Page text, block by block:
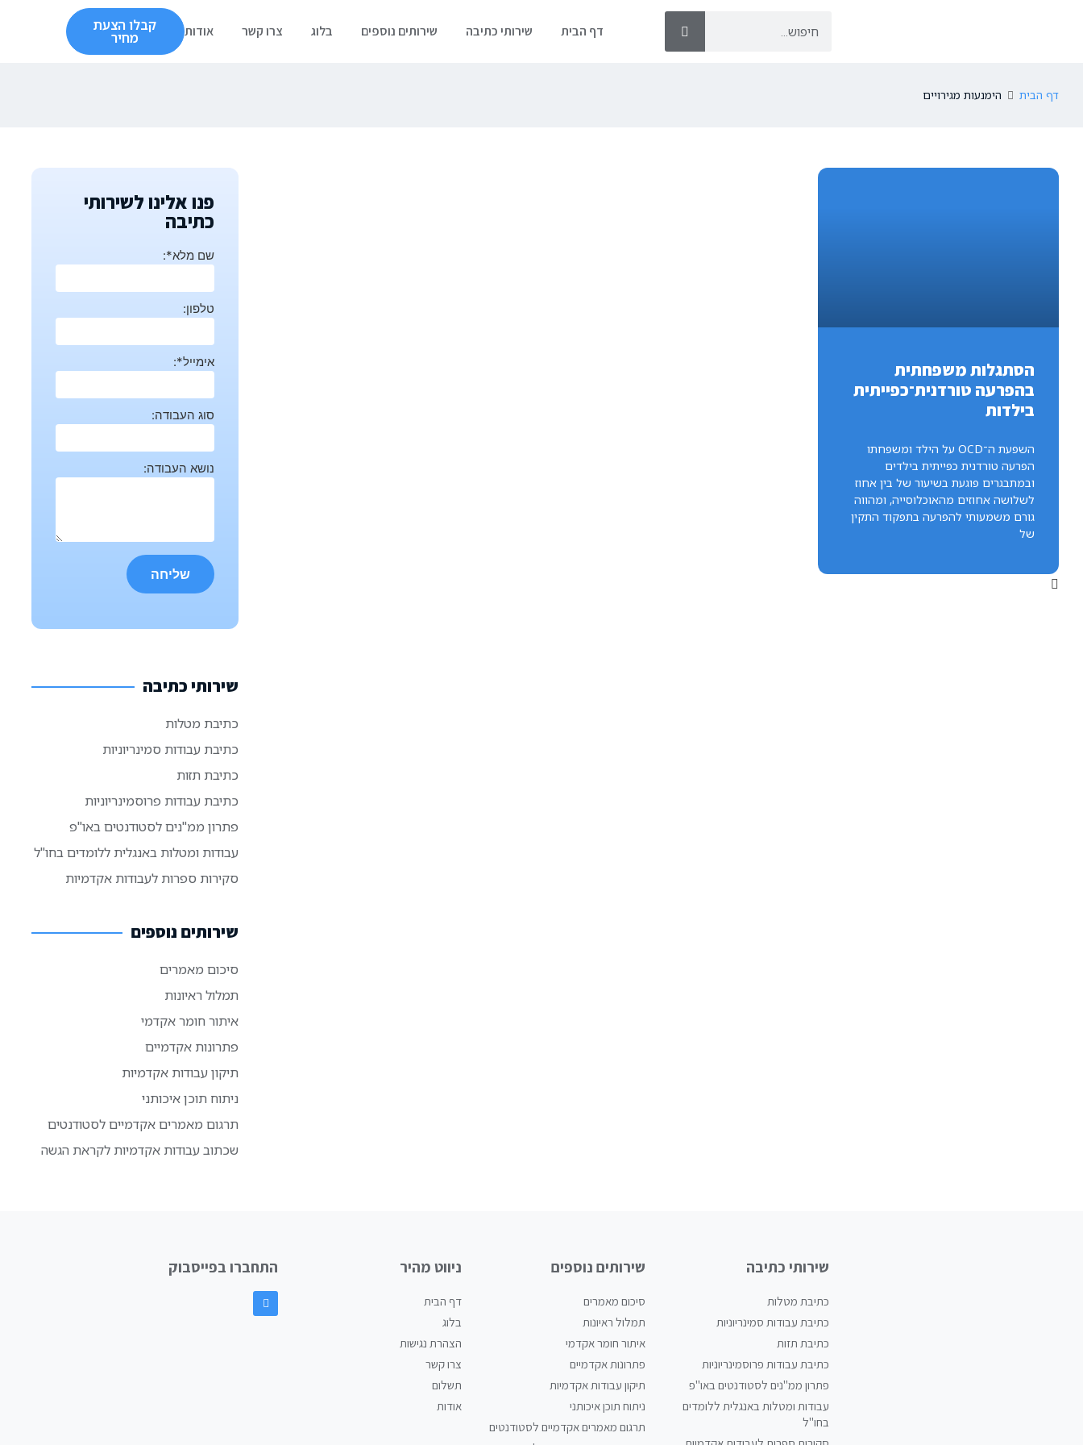
דף הבית שירותי כתיבה שירותים נוספים בלוג צרו קשר אודות קבלו הצעת
מחיר
דף הבית הימנעות מגירויים
הסתגלות משפחתית
בהפרעה טורדנית־כפייתית
בילדות
השפעת ה־OCD על הילד ומשפחתו
הפרעה טורדנית כפייתית בילדים
ובמתבגרים פוגעת בשיעור של בין אחוז
לשלושה אחוזים מהאוכלוסייה, ומהווה
גורם משמעותי להפרעה בתפקוד התקין
של
פנו אלינו לשירותי
כתיבה
שם מלא*:
טלפון:
אימייל*:
סוג העבודה:
נושא העבודה:
שירותי כתיבה
כתיבת מטלות
כתיבת עבודות סמינריוניות
כתיבת תזות
כתיבת עבודות פרוסמינריוניות
פתרון ממ"נים לסטודנטים באו"פ
עבודות ומטלות באנגלית ללומדים בחו"ל
סקירות ספרות לעבודות אקדמיות
שירותים נוספים
סיכום מאמרים
תמלול ראיונות
איתור חומר אקדמי
פתרונות אקדמיים
תיקון עבודות אקדמיות
ניתוח תוכן איכותני
תרגום מאמרים אקדמיים לסטודנטים
שכתוב עבודות אקדמיות לקראת הגשה
שירותי כתיבה
כתיבת מטלות
כתיבת עבודות סמינריוניות
כתיבת תזות
כתיבת עבודות פרוסמינריוניות
פתרון ממ"נים לסטודנטים באו"פ
עבודות ומטלות באנגלית ללומדים
בחו"ל
שירותים נוספים
סיכום מאמרים
תמלול ראיונות
איתור חומר אקדמי
פתרונות אקדמיים
תיקון עבודות אקדמיות
ניתוח תוכן איכותני
תרגום מאמרים אקדמיים לסטודנטים
ניווט מהיר
דף הבית
בלוג
הצהרת נגישות
צרו קשר
תשלום
אודות
התחברו בפייסבוק